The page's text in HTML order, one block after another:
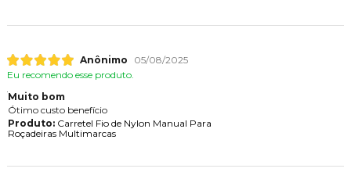
Anônimo
05/08/2025
Eu recomendo esse produto.
Muito bom
Ótimo custo benefício
Produto:Carretel Fio de Nylon Manual Para
Roçadeiras Multimarcas